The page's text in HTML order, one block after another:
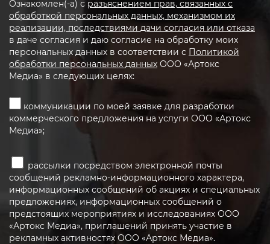
Ознакомлен(-а) с разъяснением прав, связанных с
обработкой персональных данных, механизмом их
реализации, последствиями дачи согласия или отказа
в даче согласия и даю согласие на обработку моих
персональных данных в соответствии с Политикой
обработки персональных данных ООО «Артокс
Медиа» в следующих целях:
коммуникации по моей заявке для разработки
коммерческого предложения на услуги ООО «Артокс
Медиа»;
рассылки посредством электронной почты
сообщений рекламно-информационного характера,
информационных сообщений об акциях и специальных
предложениях, информационных сообщений о
предстоящих мероприятиях и исследованиях ООО
«Артокс Медиа», приглашений принять участие в
рекламных активностях ООО «Артокс Медиа».